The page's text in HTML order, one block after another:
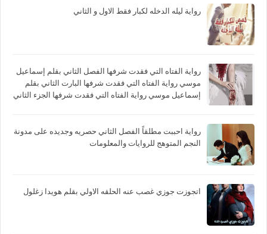
رواية ليله الدخله لكبار فقط الاول و الثاني
رواية الفتاه التي فقدت شرفها الفصل الثاني بقلم إسماعيل
موسي رواية الفتاه التي فقدت شرفها البارت الثاني بقلم
إسماعيل موسي رواية الفتاه التي فقدت شرفها الجزء الثاني
رواية احببت مطلقاً الفصل الثاني حصريه وجديده على مدونة
النجم المتوهج للروايات والمعلومات
اتجوزت جوزي غصب عنه الحلقه الاولي بقلم هويدا زغلول